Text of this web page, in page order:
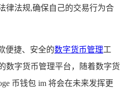
律法规,确保自己的交易行为合
便捷、安全的数字货币管理工
数字货币管理平台，随着数字货
币钱包 im 将会在未来发挥更